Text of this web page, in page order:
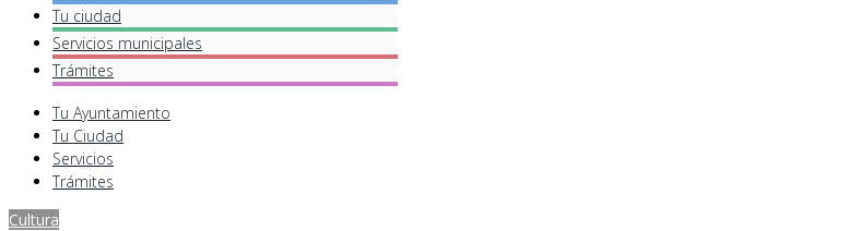
Tu ciudad
Servicios municipales
Trámites
Tu Ayuntamiento
Tu Ciudad
Servicios
Trámites
Cultura